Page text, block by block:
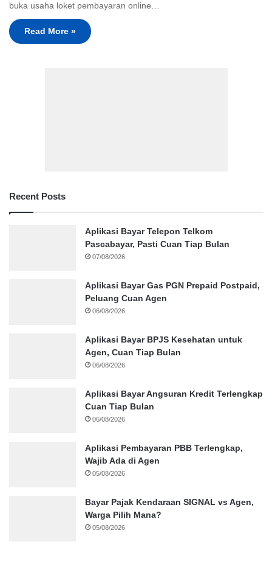
buka usaha loket pembayaran online…
Read More »
Recent Posts
Aplikasi Bayar Telepon Telkom
Pascabayar, Pasti Cuan Tiap Bulan
07/08/2026
Aplikasi Bayar Gas PGN Prepaid Postpaid,
Peluang Cuan Agen
06/08/2026
Aplikasi Bayar BPJS Kesehatan untuk
Agen, Cuan Tiap Bulan
06/08/2026
Aplikasi Bayar Angsuran Kredit Terlengkap
Cuan Tiap Bulan
06/08/2026
Aplikasi Pembayaran PBB Terlengkap,
Wajib Ada di Agen
05/08/2026
Bayar Pajak Kendaraan SIGNAL vs Agen,
Warga Pilih Mana?
05/08/2026